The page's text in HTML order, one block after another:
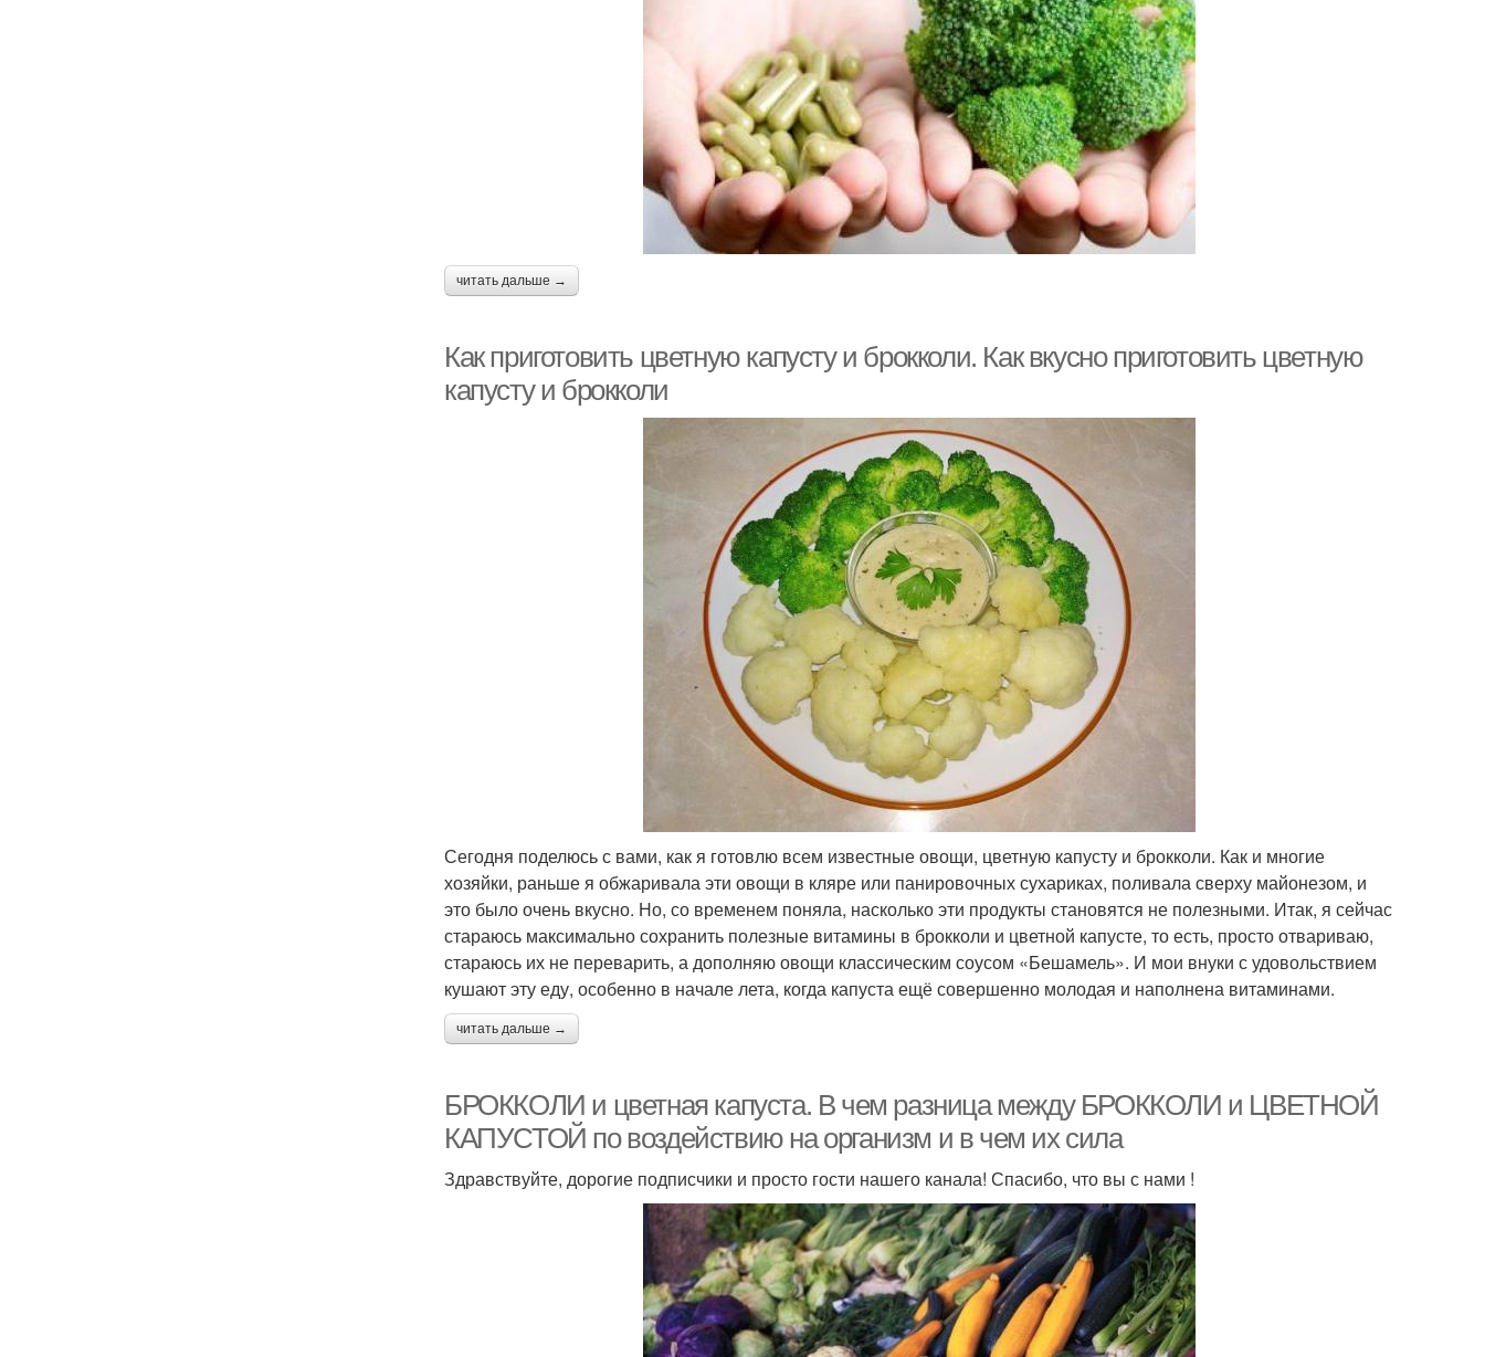
читать дальше →
Как приготовить цветную капусту и брокколи. Как вкусно приготовить цветную
капусту и брокколи
Сегодня поделюсь с вами, как я готовлю всем известные овощи, цветную капусту и брокколи. Как и многие
хозяйки, раньше я обжаривала эти овощи в кляре или панировочных сухариках, поливала сверху майонезом, и
это было очень вкусно. Но, со временем поняла, насколько эти продукты становятся не полезными. Итак, я сейчас
стараюсь максимально сохранить полезные витамины в брокколи и цветной капусте, то есть, просто отвариваю,
стараюсь их не переварить, а дополняю овощи классическим соусом «Бешамель». И мои внуки с удовольствием
кушают эту еду, особенно в начале лета, когда капуста ещё совершенно молодая и наполнена витаминами.
читать дальше →
БРОККОЛИ и цветная капуста. В чем разница между БРОККОЛИ и ЦВЕТНОЙ
КАПУСТОЙ по воздействию на организм и в чем их сила
Здравствуйте, дорогие подписчики и просто гости нашего канала! Спасибо, что вы с нами !